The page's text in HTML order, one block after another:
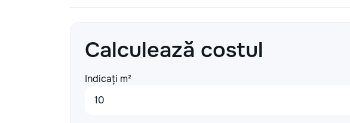
Calculează costul
Indicați m²